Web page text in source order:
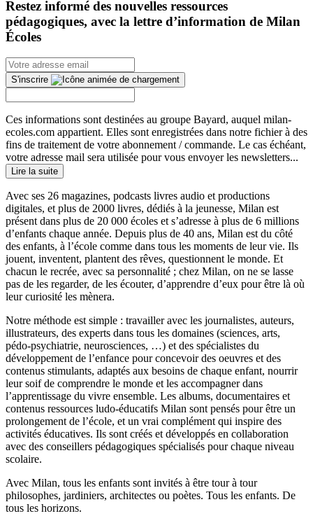
Restez informé des nouvelles ressources
pédagogiques, avec la lettre d’information de Milan
Écoles
S'inscrire
Ces informations sont destinées au groupe Bayard, auquel milan-
ecoles.com appartient. Elles sont enregistrées dans notre fichier à des
fins de traitement de votre abonnement / commande. Le cas échéant,
votre adresse mail sera utilisée pour vous envoyer les newsletters...
Lire la suite
Avec ses 26 magazines, podcasts livres audio et productions
digitales, et plus de 2000 livres, dédiés à la jeunesse, Milan est
présent dans plus de 20 000 écoles et s’adresse à plus de 6 millions
d’enfants chaque année. Depuis plus de 40 ans, Milan est du côté
des enfants, à l’école comme dans tous les moments de leur vie. Ils
jouent, inventent, plantent des rêves, questionnent le monde. Et
chacun le recrée, avec sa personnalité ; chez Milan, on ne se lasse
pas de les regarder, de les écouter, d’apprendre d’eux pour être là où
leur curiosité les mènera.
Notre méthode est simple : travailler avec les journalistes, auteurs,
illustrateurs, des experts dans tous les domaines (sciences, arts,
pédo-psychiatrie, neurosciences, …) et des spécialistes du
développement de l’enfance pour concevoir des oeuvres et des
contenus stimulants, adaptés aux besoins de chaque enfant, nourrir
leur soif de comprendre le monde et les accompagner dans
l’apprentissage du vivre ensemble. Les albums, documentaires et
contenus ressources ludo-éducatifs Milan sont pensés pour être un
prolongement de l’école, et un vrai complément qui inspire des
activités éducatives. Ils sont créés et développés en collaboration
avec des conseillers pédagogiques spécialisés pour chaque niveau
scolaire.
Avec Milan, tous les enfants sont invités à être tour à tour
philosophes, jardiniers, architectes ou poètes. Tous les enfants. De
tous les horizons.